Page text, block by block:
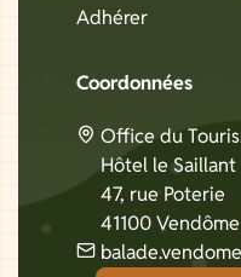
Adhérer
Coordonnées
Office du
Hôtel le Saillant
47, rue Poterie
41100 Vendôme